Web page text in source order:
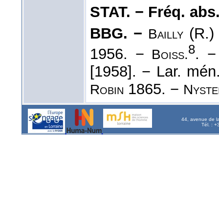
STAT. − Fréq.
BBG. − Bailly
1956. − Boiss.8.
[1958]. − Lar.
Robin 1865. −
44, avenue de
Tél. :